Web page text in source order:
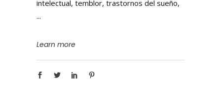
intelectual, temblor, trastornos del sueño,
Learn more